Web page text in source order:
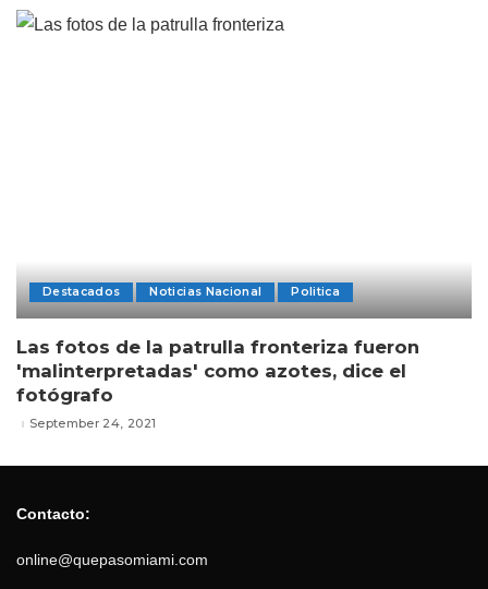
Destacados Noticias Nacional Politica
Las fotos de la patrulla fronteriza fueron
'malinterpretadas' como azotes, dice el
fotógrafo
September 24, 2021
Contacto:
online@quepasomiami.com